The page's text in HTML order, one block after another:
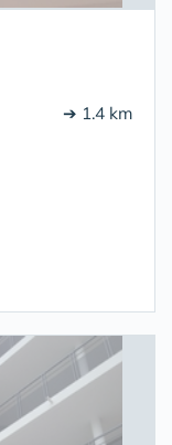
➔ 1.4 km